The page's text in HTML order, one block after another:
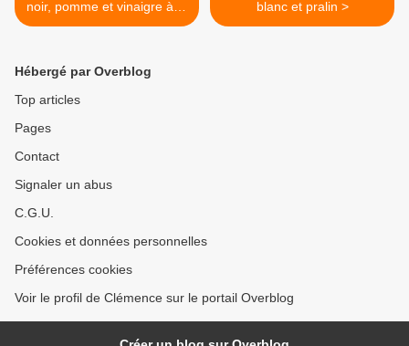
noir, pomme et vinaigre à la
tapenade : reprendre les
blanc et pralin >
Hébergé par Overblog
Top articles
Pages
Contact
Signaler un abus
C.G.U.
Cookies et données personnelles
Préférences cookies
Voir le profil de Clémence sur le portail Overblog